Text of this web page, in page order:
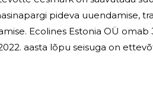
pideva uuendamise,
Ecolines Estonia OÜ omab